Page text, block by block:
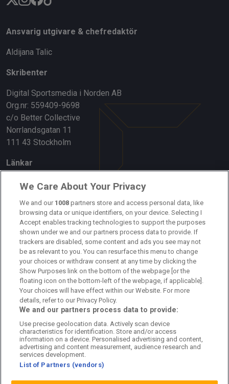
Ansvarig utgivare & chefredaktör
Aldijana Talic
Skribenter
Digital Sportsmedia i Norden AB
Org.nr: 559409-9698
c/o Better Collective
Norrlandsgatan 11
111 43 Stockholm
Länkar
Om oss
Kontakta oss
Kundtjänst
Sponsor: Rekatochklart
Annonsera på Fotbolldirekt
Redaktionell policy
Personuppgiftspolicy
Cookiepolicy
Arkiv
We Care About Your Privacy
We and our 1008 partners store and access personal data, like
browsing data or unique identifiers, on your device. Selecting I
Accept enables tracking technologies to support the purposes
shown under we and our partners process data to provide. If
trackers are disabled, some content and ads you see may not
be as relevant to you. You can resurface this menu to change
your choices or withdraw consent at any time by clicking the
Show Purposes link on the bottom of the webpage [or the
floating icon on the bottom-left of the webpage, if applicable].
Your choices will have effect within our Website. For more
details, refer to our Privacy Policy.
We and our partners process data to provide:
Use precise geolocation data. Actively scan device
characteristics for identification. Store and/or access
information on a device. Personalised advertising and content,
advertising and content measurement, audience research and
services development.
List of Partners (vendors)